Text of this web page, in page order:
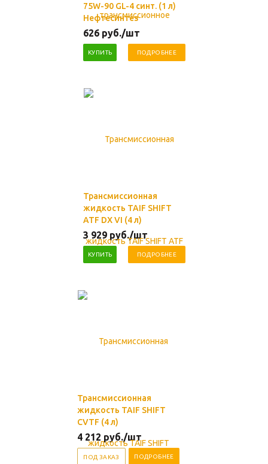
75W-90 GL-4 синт. (1 л)
Нефтесинтез
626 руб./шт
КУПИТЬ ПОДРОБНЕЕ
Трансмиссионная
жидкость TAIF SHIFT
ATF DX VI (4 л)
3 929 руб./шт
КУПИТЬ ПОДРОБНЕЕ
Трансмиссионная
жидкость TAIF SHIFT
CVTF (4 л)
4 212 руб./шт
ПОД ЗАКАЗ ПОДРОБНЕЕ